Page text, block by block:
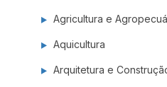
Biblioteconomia
Agricultura e
Aquicultura
Arquitetura e